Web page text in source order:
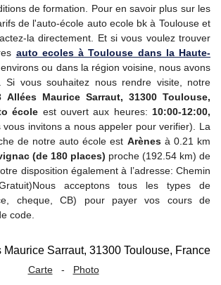
de formation. Pour en savoir plus sur les
de l'auto-école auto ecole bk à Toulouse et
la directement. Et si vous voulez trouver
auto ecoles à Toulouse dans la Haute-
ou dans la région voisine, nous avons
vous souhaitez nous rendre visite, notre
Allées Maurice Sarraut, 31300 Toulouse,
école est ouvert aux heures: 10:00-12:00,
vous invitons a nous appeler pour verifier). La
de notre auto école est Arènesà 0.21 km
(de 180 places) proche (192.54 km) de
disposition également à l’adresse: Chemin
acceptons tous les types de
cheque, CB) pour payer vos cours de
code.
Carte - Photo